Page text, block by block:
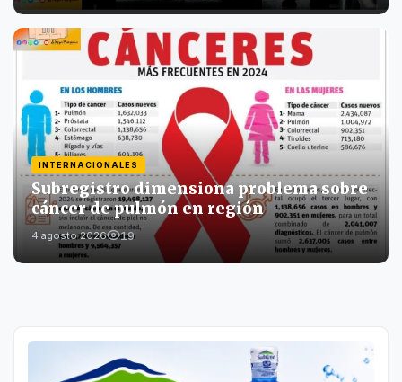
INTERNACIONALES
Subregistro dimensiona problema sobre
cáncer de pulmón en región
4 agosto 2026 19